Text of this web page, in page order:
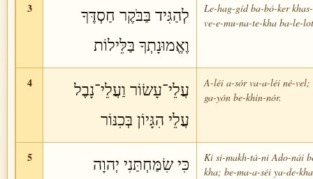
3
לְהַגִּיד בַּבֹּקֶר חַסְדֶּךָ
וֶאֱמוּנָתְךָ בַּלֵּילוֹת
Le-hag-gíd ba-bó-ker
ve-e-mu-na-te-kha ba-le-
4
עֲלֵי־עָשׂוֹר וַעֲלֵי־נָבֶל
עֲלֵי הִגָּיוֹן בְּכִנּוֹר
A-léi a-sór va-a-léi né-
ga-yón be-khin-nór.
5
כִּי שִׂמַּחְתַּנִי יְהוָה
Ki si-makh-tá-ni Ado-nái
kha; be-ma-a-séi ya-de-